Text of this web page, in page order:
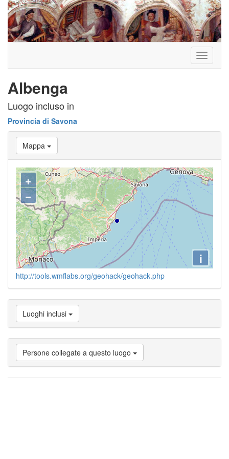
Toggle
Albenga
Luogo incluso in
Provincia di Savona
Mappa
+
−
i
http://tools.wmflabs.org/geohack/geohack.php
Luoghi inclusi
Persone collegate a questo luogo